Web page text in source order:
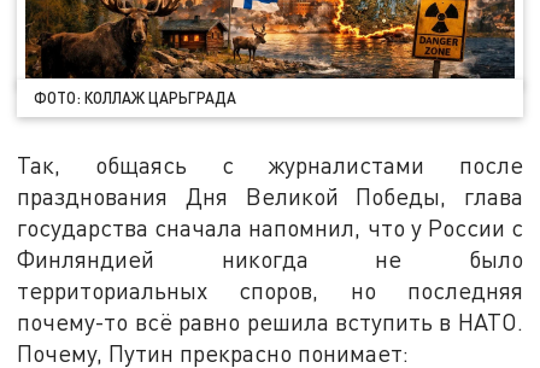
ФОТО: КОЛЛАЖ ЦАРЬГРАДА
Так, общаясь с журналистами после
празднования Дня Великой Победы, глава
государства сначала напомнил, что у России с
Финляндией никогда не было
территориальных споров, но последняя
почему-то всё равно решила вступить в НАТО.
Почему, Путин прекрасно понимает: